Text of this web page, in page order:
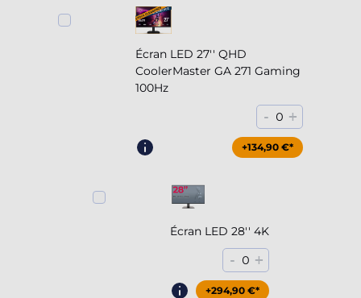
Écran LED 27'' QHD
CoolerMaster GA 271 Gaming
100Hz
- 0 +
+204,90 €*
+134,90 €*
Écran LED 28'' 4K
- 0 +
+294,90 €*